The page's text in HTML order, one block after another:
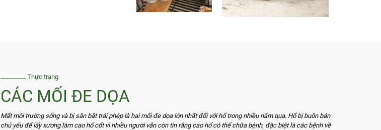
Thực trạng
CÁC MỐI ĐE DỌA
Mất môi trường sống và bị săn bắt trái phép là hai mối đe dọa lớn nhất đối với hổ trong nhiều năm qua. Hổ bị buôn bán
chủ yếu để lấy xương làm cao hổ cốt vì nhiều người vẫn còn tin rằng cao hổ có thể chữa bệnh, đặc biệt là các bệnh về